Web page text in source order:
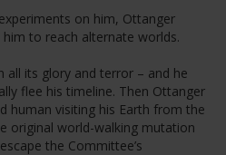
on him, Ottanger
to reach alternate worlds.
all its glory and terror – and he
flee his timeline. Then Ottanger
human visiting his Earth from the
original world-walking mutation
the Committee’s